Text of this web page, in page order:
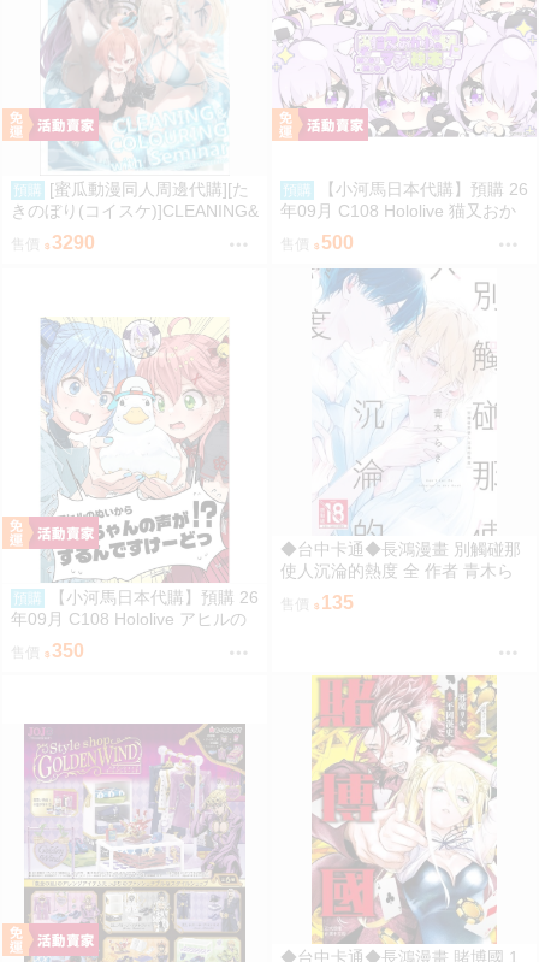
預購
[蜜瓜動漫同人周邊代購][た
きのぼり(コイスケ)]CLEANING&
COLOURING with Seminar メ
ロンブックス新刊セット【メロ
軸特典版)(同人誌)
售價 3290
預購
【小河馬日本代購】預購 26
年09月 C108 Hololive 猫又おか
ゆのMOGUMOGUマジ神本 繪
師:むーらん 神岡ちろる
售價 500
預購
【小河馬日本代購】預購 26
年09月 C108 Hololive アヒルの
ぬいからスバちゃんの声がする
んですけーどっ 繪師:MALINO
售價 350
◆台中卡通◆長鴻漫畫 別觸碰那
使人沉淪的熱度 全 作者 青木ら
き 送尼采書套
售價 135
◆台中卡通◆長鴻漫畫 賭博國 1